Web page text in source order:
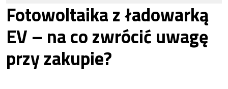
Fotowoltaika z ładowarką
EV – na co zwrócić uwagę
przy zakupie?